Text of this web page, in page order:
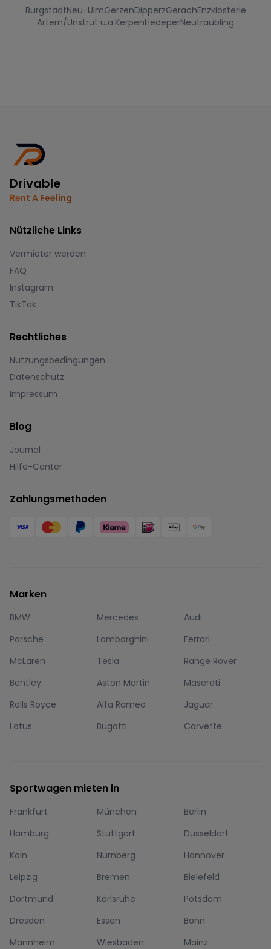
BurgstädtNeu-UlmGerzenDipperzGerachEnzklösterle
Artern/Unstrut u.a.KerpenHedeperNeutraubling
Drivable
Rent A Feeling
Nützliche Links
Vermieter werden
FAQ
Instagram
TikTok
Rechtliches
Nutzungsbedingungen
Datenschutz
Impressum
Blog
Journal
Hilfe-Center
Zahlungsmethoden
Marken
BMW Mercedes
Audi
Porsche
Lamborghini
Ferrari
McLaren
Tesla
Range Rover
Bentley
Aston Martin
Maserati
Rolls Royce
Alfa Romeo
Jaguar
Lotus
Bugatti Corvette
Sportwagen mieten in
Frankfurt München
Berlin
Hamburg
Stuttgart
Düsseldorf
Köln
Nürnberg
Hannover
Leipzig
Bremen
Bielefeld
Dortmund
Karlsruhe
Potsdam
Dresden
Essen
Bonn
Mannheim
Wiesbaden Mainz